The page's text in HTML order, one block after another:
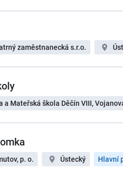
zaměstnanecká s.r.o.
a Mateřská škola Děčín VIII,
p. o. Ústecký Hlavní